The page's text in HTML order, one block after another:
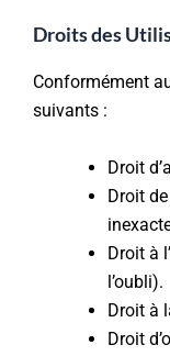
Droits des
Conformément
suivants :
Droit
Droit
Droit à
l’oubli).
Droit à
Droit